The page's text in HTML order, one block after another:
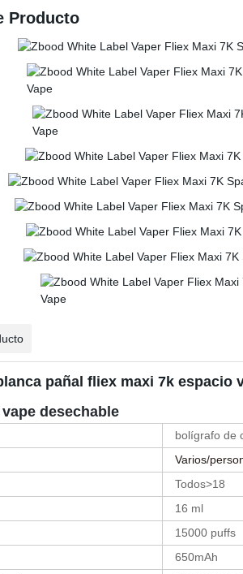
Producto
pañal fliex maxi 7k espacio
desechable
bolígrafo de
Varios/
Todos>18
16 ml
15000 puffs
650mAh